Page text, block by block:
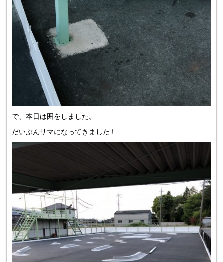
で、本日は囲をしました。
だいぶんサマになってきました！